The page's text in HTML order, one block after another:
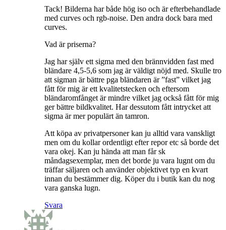
Tack! Bilderna har både hög iso och är efterbehandlade
med curves och rgb-noise. Den andra dock bara med
curves.
Vad är priserna?
Jag har själv ett sigma med den brännvidden fast med
bländare 4,5-5,6 som jag är väldigt nöjd med. Skulle tro
att sigman är bättre pga bländaren är ”fast” vilket jag
fått för mig är ett kvalitetstecken och eftersom
bländaromfånget är mindre vilket jag också fått för mig
ger bättre bildkvalitet. Har dessutom fått intrycket att
sigma är mer populärt än tamron.
Att köpa av privatpersoner kan ju alltid vara vanskligt
men om du kollar ordentligt efter repor etc så borde det
vara okej. Kan ju hända att man får sk
måndagsexemplar, men det borde ju vara lugnt om du
träffar säljaren och använder objektivet typ en kvart
innan du bestämmer dig. Köper du i butik kan du nog
vara ganska lugn.
Svara